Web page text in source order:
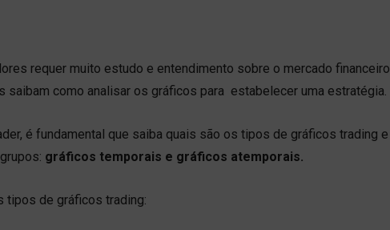
requer muito estudo e entendimento sobre o mercado
como analisar os gráficos para estabelecer uma estratégia.
é fundamental que saiba quais são os tipos de gráficos trading
gráficos temporais e gráficos atemporais.
tipos de gráficos trading: